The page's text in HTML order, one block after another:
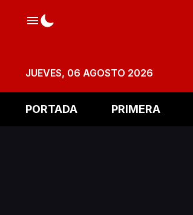
JUEVES, 06 AGOSTO 2026
PORTADA PRIMERA